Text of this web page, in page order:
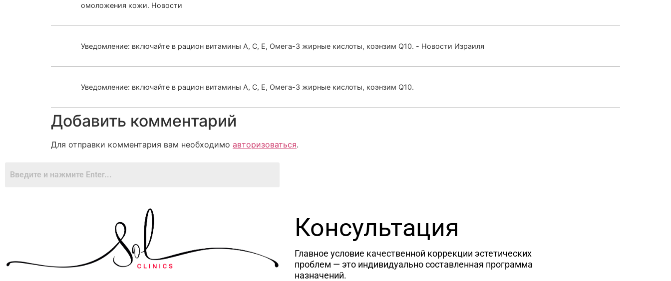
омоложения кожи. Новости
Уведомление: включайте в рацион витамины А, С, Е, Омега-3 жирные кислоты, коэнзим Q10. - Новости Израиля
Уведомление: включайте в рацион витамины А, С, Е, Омега-3 жирные кислоты, коэнзим Q10.
Добавить комментарий
Для отправки комментария вам необходимо авторизоваться.
Консультация
Главное условие качественной коррекции эстетических
проблем — это индивидуально составленная программа
назначений.